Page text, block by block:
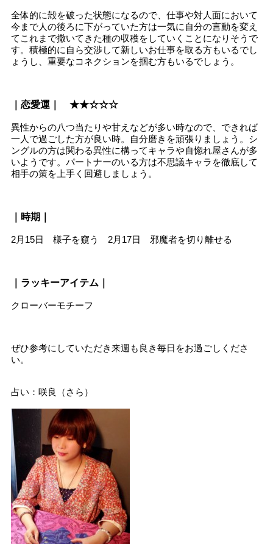
全体的に殻を破った状態になるので、仕事や対人面において
今まで人の後ろに下がっていた方は一気に自分の言動を変え
てこれまで撒いてきた種の収穫をしていくことになりそうで
す。積極的に自ら交渉して新しいお仕事を取る方もいるでし
ょうし、重要なコネクションを掴む方もいるでしょう。
｜恋愛運｜ ★★☆☆☆
異性からの八つ当たりや甘えなどが多い時なので、できれば
一人で過ごした方が良い時。自分磨きを頑張りましょう。シ
ングルの方は関わる異性に構ってキャラや自惚れ屋さんが多
いようです。パートナーのいる方は不思議キャラを徹底して
相手の策を上手く回避しましょう。
｜時期｜
2月15日 様子を窺う 2月17日 邪魔者を切り離せる
｜ラッキーアイテム｜
クローバーモチーフ
ぜひ参考にしていただき来週も良き毎日をお過ごしくださ
い。
占い：咲良（さら）